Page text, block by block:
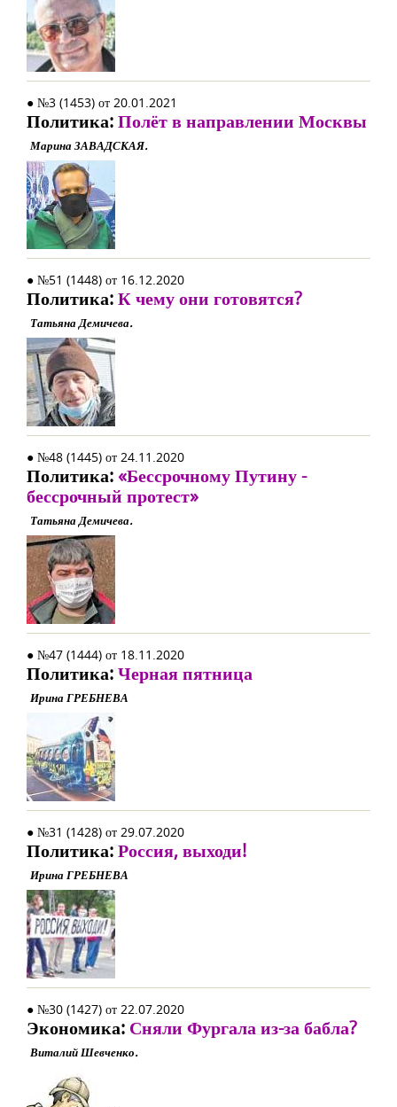
● №3 (1453) от 20.01.2021
Политика:Полёт в направлении Москвы
Марина ЗАВАДСКАЯ.
● №51 (1448) от 16.12.2020
Политика:К чему они готовятся?
Татьяна Демичева.
● №48 (1445) от 24.11.2020
Политика:«Бессрочному Путину -
бессрочный протест»
Татьяна Демичева.
● №47 (1444) от 18.11.2020
Политика:Черная пятница
Ирина ГРЕБНЕВА
● №31 (1428) от 29.07.2020
Политика:Россия, выходи!
Ирина ГРЕБНЕВА
● №30 (1427) от 22.07.2020
Экономика: Сняли Фургала из-за бабла?
Виталий Шевченко.